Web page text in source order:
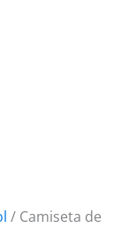
/ Camiseta de